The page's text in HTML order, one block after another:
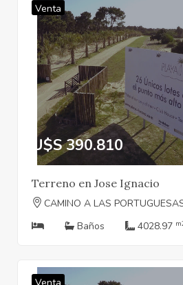
Venta
U$S 390.810
Terreno en Jose Ignacio
CAMINO A LAS
Baños
4028.97